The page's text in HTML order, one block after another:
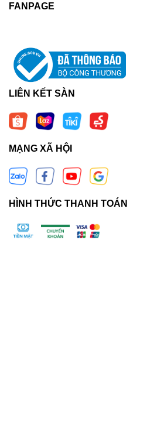
FANPAGE
LIÊN KẾT SÀN
MẠNG XÃ HỘI
HÌNH THỨC THANH TOÁN